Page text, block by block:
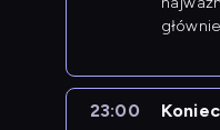
23:00